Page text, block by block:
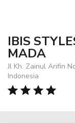
IBIS
MADA
Jl Kh. Zainul Arifin
Indonesia